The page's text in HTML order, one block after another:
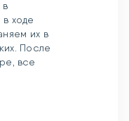
в
ходе
их в
После
все